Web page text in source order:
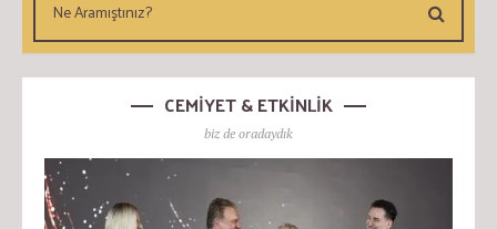
CEMİYET & ETKİNLİK
biz de oradaydık